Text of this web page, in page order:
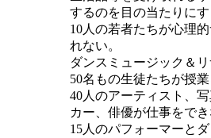
するのを目の当たりにす
10人の若者たちが心理
れない。
ダンスミュージック＆
50名もの生徒たちが授業
40人のアーティスト、
カー、俳優が仕事をでき
15人のパフォーマーと